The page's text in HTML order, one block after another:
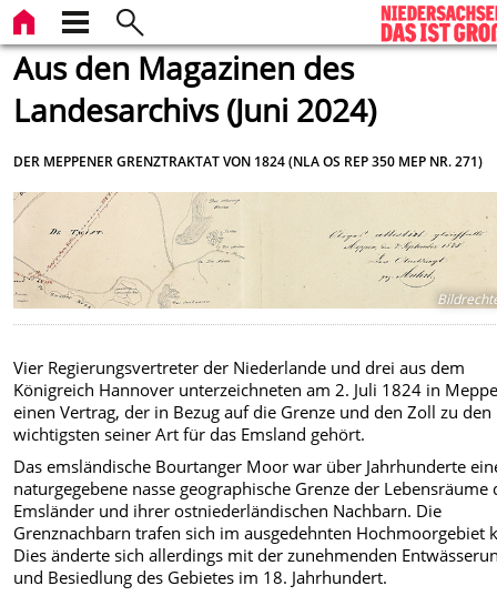
Aus den Magazinen des
Landesarchivs (Juni 2024)
DER MEPPENER GRENZTRAKTAT VON 1824 (NLA OS REP 350 MEP NR. 271)
Vier Regierungsvertreter der Niederlande und drei aus dem
Königreich Hannover unterzeichneten am 2. Juli 1824 in
einen Vertrag, der in Bezug auf die Grenze und den Zoll zu den
wichtigsten seiner Art für das Emsland gehört.
Das emsländische Bourtanger Moor war über Jahrhunderte
naturgegebene nasse geographische Grenze der Lebensräume
Emsländer und ihrer ostniederländischen Nachbarn. Die
Grenznachbarn trafen sich im ausgedehnten Hochmoorgebiet
Dies änderte sich allerdings mit der zunehmenden
und Besiedlung des Gebietes im 18. Jahrhundert.